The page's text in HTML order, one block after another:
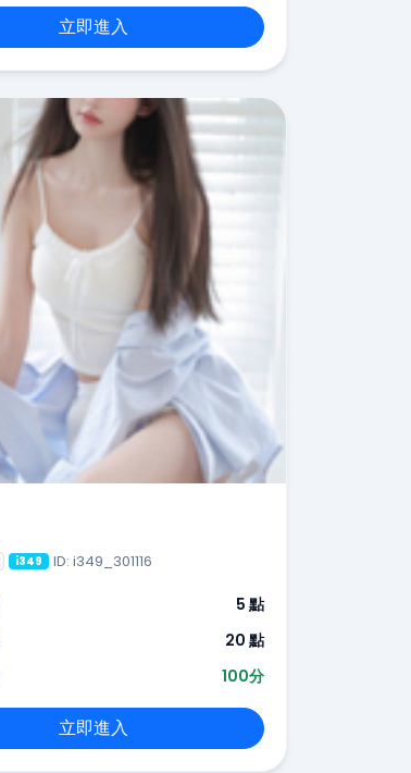
立即進入
i349 ID: i349_301116
5 點
20 點
100分
立即進入